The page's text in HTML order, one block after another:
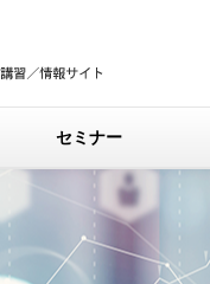
セミナー